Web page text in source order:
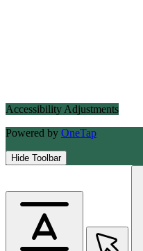
Accessibility Adjustments
Powered by OneTap
Hide Toolbar